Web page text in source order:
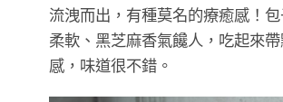
流洩而出，有種莫名的療癒感！
柔軟、黑芝麻香氣饞人，吃起來
感，味道很不錯。